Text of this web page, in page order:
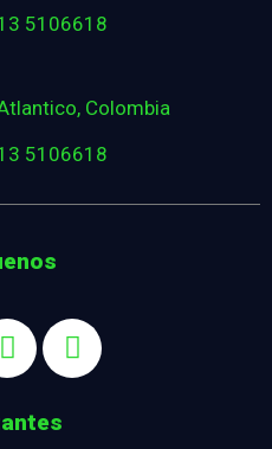
5106618
Colombia
5106618